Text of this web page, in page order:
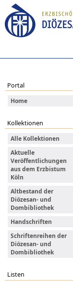
Portal
Home
Kollektionen
Alle Kollektionen
Aktuelle
Veröffentlichungen
aus dem Erzbistum
Köln
Altbestand der
Diözesan- und
Dombibliothek
Handschriften
Schriftenreihen der
Diözesan- und
Dombibliothek
Listen